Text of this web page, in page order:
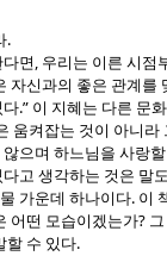
.
면 , 우리는 이른 시점
자신과의 좋은 관계를
다.” 이 지혜는 다른 문
움켜잡는 것이 아니라
으며 하느님을 사랑
고 생각하는 것은 말
가운데 하나이다. 이
어떤 모습이겠는가?
할 수 있다.